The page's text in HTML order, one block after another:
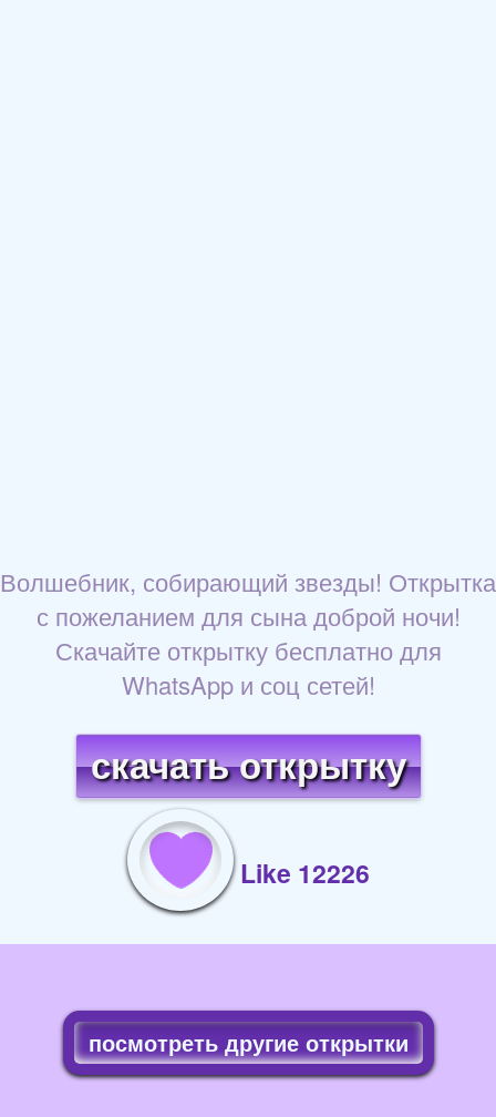
Волшебник, собирающий звезды! Открытка
с пожеланием для сына доброй ночи!
Скачайте открытку бесплатно для
WhatsApp и соц сетей!
скачать открытку
Like 12226
посмотреть другие открытки